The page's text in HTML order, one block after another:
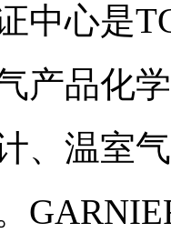
中心是
产品化
、温室